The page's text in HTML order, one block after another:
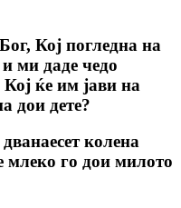
Кој погледна на
ми даде чедо
ќе им јави на
дои дете?
колена
млеко го дои милото